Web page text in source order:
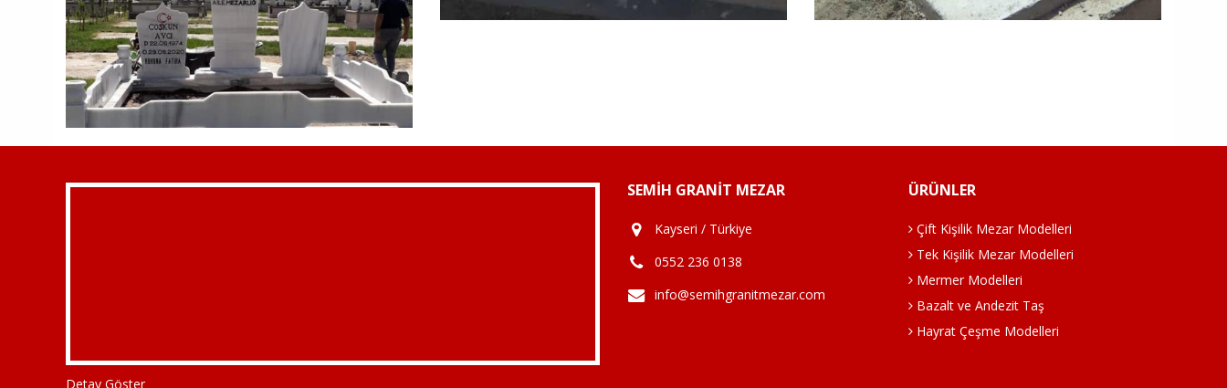
Detay Göster
SEMIH GRANIT MEZAR
Kayseri / Türkiye
0552 236 0138
info@semihgranitmezar.com
ÜRÜNLER
Çift Kişilik Mezar Modelleri
Tek Kişilik Mezar Modelleri
Mermer Modelleri
Bazalt ve Andezit Taş
Hayrat Çeşme Modelleri